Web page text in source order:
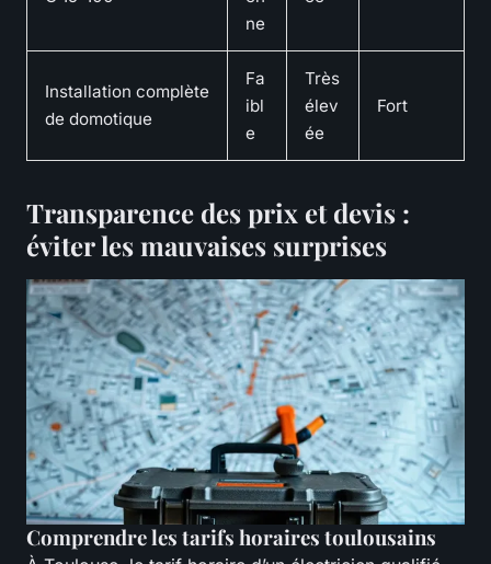
ne
Installation complète
de domotique
Fa
ibl
e
Très
élev
ée
Fort
Transparence des prix et devis :
éviter les mauvaises surprises
Comprendre les tarifs horaires toulousains